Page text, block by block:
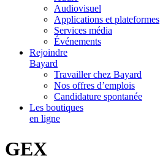
Audiovisuel
Applications et plateformes
Services média
Événements
Rejoindre
Bayard
Travailler chez Bayard
Nos offres d’emplois
Candidature spontanée
Les boutiques
en ligne
GEX